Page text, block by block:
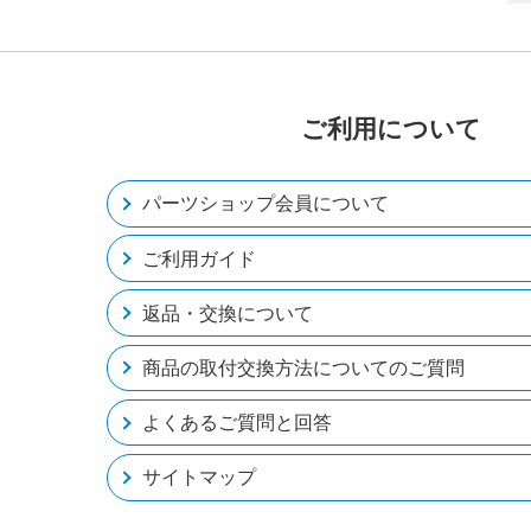
ご利用について
パーツショップ会員について
ご利用ガイド
返品・交換について
商品の取付交換方法についてのご質問
よくあるご質問と回答
サイトマップ